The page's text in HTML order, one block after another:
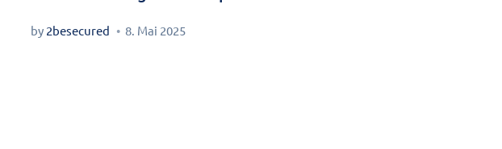
by 2besecured 8. Mai 2025